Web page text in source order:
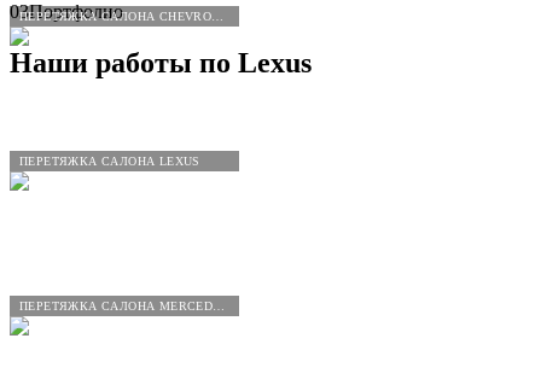
ПЕРЕТЯЖКА САЛОНА LEXUS
03Портфолио
Наши работы по Lexus